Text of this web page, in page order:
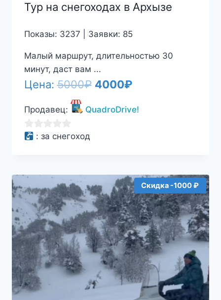
Тур на снегоходах в Архызе
Показы: 3237 | Заявки: 85
Малый маршрут, длительностью 30
минут, даст вам ...
Цена:5000₽ Первоначальная
4000₽Текущая
Продавец: QuadroDrive!
0
: за снегоход
Скидка -1000 ₽